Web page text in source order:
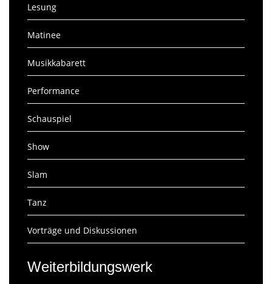
Lesung
Matinee
Musikkabarett
Performance
Schauspiel
Show
Slam
Tanz
Vorträge und Diskussionen
Weiterbildungswerk